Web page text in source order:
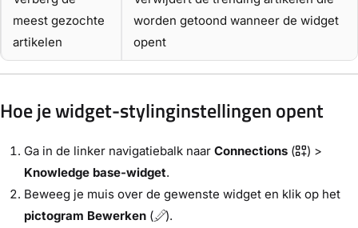
meest gezochte
artikelen
worden getoond wanneer de widget
opent
Hoe je widget-stylinginstellingen opent
Ga in de linker navigatiebalk naar Connections (
) >
Knowledge base-widget.
Beweeg je muis over de gewenste widget en klik op het
pictogram Bewerken (
).